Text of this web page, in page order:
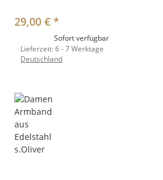
29,00 €*
Sofort verfügbar
Lieferzeit:6 - 7 Werktage
Deutschland